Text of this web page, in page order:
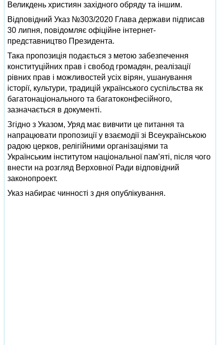
Великдень християн західного обряду та іншим.
Відповідний Указ №303/2020 Глава держави підписав
30 липня, повідомляє офіційне інтернет-
представництво Президента.
Така пропозиція подається з метою забезпечення
конституційних прав і свобод громадян, реалізації
рівних прав і можливостей усіх вірян, ушанування
історії, культури, традицій українського суспільства як
багатонаціонального та багатоконфесійного,
зазначається в документі.
Згідно з Указом, Уряд має вивчити це питання та
напрацювати пропозиції у взаємодії зі Всеукраїнською
радою церков, релігійними організаціями та
Українським інститутом національної пам’яті, після чого
внести на розгляд Верховної Ради відповідний
законопроект.
Указ набирає чинності з дня опублікування.